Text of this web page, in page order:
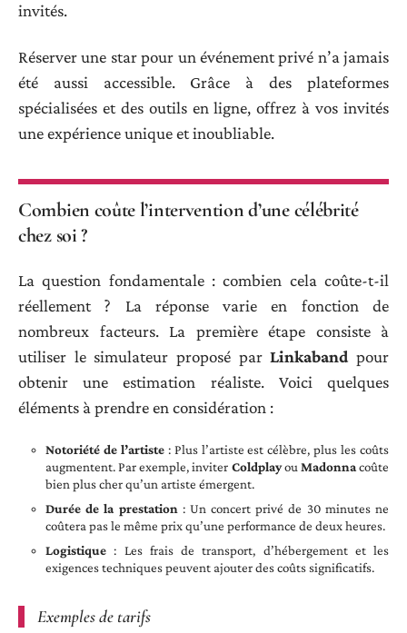
invités.
Réserver une star pour un événement privé n’a jamais
été aussi accessible. Grâce à des plateformes
spécialisées et des outils en ligne, offrez à vos invités
une expérience unique et inoubliable.
Combien coûte l’intervention d’une célébrité
chez soi ?
La question fondamentale : combien cela coûte-t-il
réellement ? La réponse varie en fonction de
nombreux facteurs. La première étape consiste à
utiliser le simulateur proposé parLinkaband pour
obtenir une estimation réaliste. Voici quelques
éléments à prendre en considération :
Notoriété de l’artiste: Plus l’artiste est célèbre, plus les coûts
augmentent. Par exemple, inviter Coldplayou Madonnacoûte
bien plus cher qu’un artiste émergent.
Durée de la prestation : Un concert privé de 30 minutes ne
coûtera pas le même prix qu’une performance de deux heures.
Logistique : Les frais de transport, d’hébergement et les
exigences techniques peuvent ajouter des coûts significatifs.
Exemples de tarifs